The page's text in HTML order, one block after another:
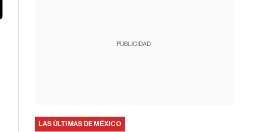
PUBLICIDAD
LAS ÚLTIMAS DE MÉXICO